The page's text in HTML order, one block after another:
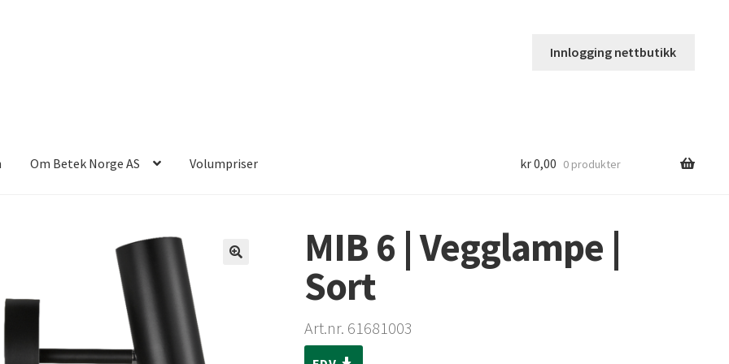
Innlogging nettbutikk
Om Betek Norge AS Volumpriser kr0,00 0 produkter
MIB 6 | Vegglampe |
Sort
Art.nr. 61681003